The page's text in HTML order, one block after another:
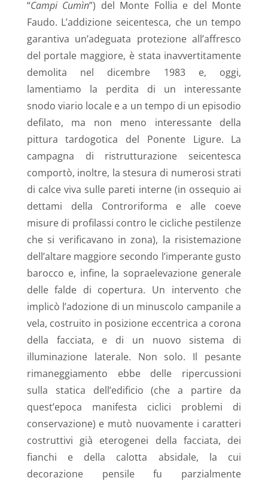
“Campi Cumìn”) del Monte Follia e del Monte
Faudo. L’addizione seicentesca, che un tempo
garantiva un’adeguata protezione all’affresco
del portale maggiore, è stata inavvertitamente
demolita nel dicembre 1983 e, oggi,
lamentiamo la perdita di un interessante
snodo viario locale e a un tempo di un episodio
defilato, ma non meno interessante della
pittura tardogotica del Ponente Ligure. La
campagna di ristrutturazione seicentesca
comportò, inoltre, la stesura di numerosi strati
di calce viva sulle pareti interne (in ossequio ai
dettami della Controriforma e alle coeve
misure di profilassi contro le cicliche pestilenze
che si verificavano in zona), la risistemazione
dell’altare maggiore secondo l’imperante gusto
barocco e, infine, la sopraelevazione generale
delle falde di copertura. Un intervento che
implicò l’adozione di un minuscolo campanile a
vela, costruito in posizione eccentrica a corona
della facciata, e di un nuovo sistema di
illuminazione laterale. Non solo. Il pesante
rimaneggiamento ebbe delle ripercussioni
sulla statica dell’edificio (che a partire da
quest’epoca manifesta ciclici problemi di
conservazione) e mutò nuovamente i caratteri
costruttivi già eterogenei della facciata, dei
fianchi e della calotta absidale, la cui
decorazione pensile fu parzialmente